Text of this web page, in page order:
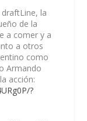
la
de la
a comer y a
a otros
como
Armando
acción:
?